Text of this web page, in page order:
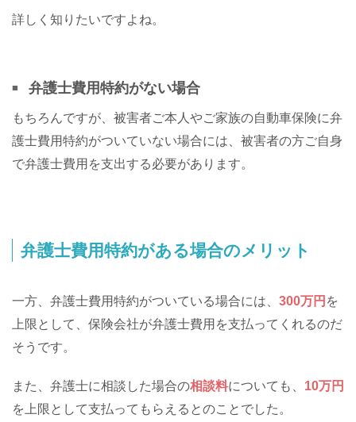
詳しく知りたいですよね。
弁護士費用特約がない場合
もちろんですが、被害者ご本人やご家族の自動車保険に弁
護士費用特約がついていない場合には、被害者の方ご自身
で弁護士費用を支出する必要があります。
弁護士費用特約がある場合のメリット
一方、弁護士費用特約がついている場合には、 300万円 を
上限として、保険会社が弁護士費用を支払ってくれるのだ
そうです。
また、弁護士に相談した場合の相談料についても、 10万円
を上限として支払ってもらえるとのことでした。